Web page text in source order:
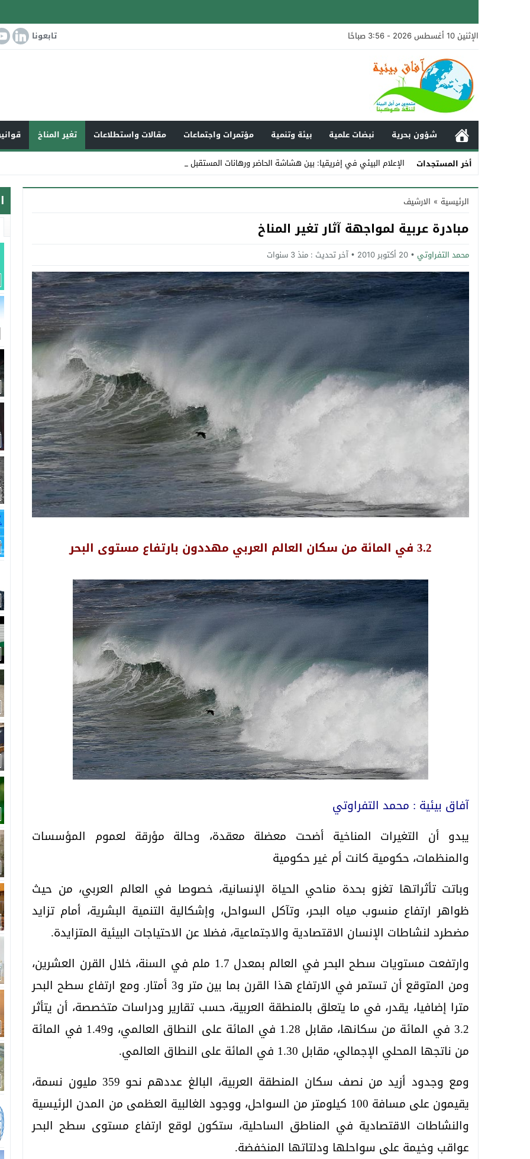
الإثنين 10 أغسطس 2026 - 3:56 صباحًا تابعونا
شؤون بحرية نبضات علمية بيئة وتنمية مؤتمرات واجتماعات مقالات واستطلاعات تغير المناخ
أخر المستجدات
الإعلام البيئي في إفريقيا: بين هشاشة الحاضر ورهانات المستقبل
Stop
Previous
Next
الرئيسية » الارشيف
مبادرة عربية لمواجهة آثار تغير المناخ
محمد التفراوتي 20 أكتوبر 2010 آخر تحديث : منذ 3 سنوات
3.2 في المائة من سكان العالم العربي مهددون بارتفاع مستوى البحر
آفاق بيئية : محمد التفراوتي
يبدو أن التغيرات المناخية أضحت معضلة معقدة، وحالة مؤرقة لعموم المؤسسات
والمنظمات، حكومية كانت أم غير حكومية
وباتت تأثراتها تغزو بحدة مناحي الحياة الإنسانية، خصوصا في العالم العربي، من حيث
ظواهر ارتفاع منسوب مياه البحر، وتآكل السواحل، وإشكالية التنمية البشرية، أمام تزايد
مضطرد لنشاطات الإنسان الاقتصادية والاجتماعية، فضلا عن الاحتياجات البيئية المتزايدة.
وارتفعت مستويات سطح البحر في العالم بمعدل 1.7 ملم في السنة، خلال القرن العشرين،
ومن المتوقع أن تستمر في الارتفاع هذا القرن بما بين متر و3 أمتار. ومع ارتفاع سطح البحر
مترا إضافيا، يقدر، في ما يتعلق بالمنطقة العربية، حسب تقارير ودراسات متخصصة، أن يتأثر
3.2 في المائة من سكانها، مقابل 1.28 في المائة على النطاق العالمي، و1.49 في المائة
من ناتجها المحلي الإجمالي، مقابل 1.30 في المائة على النطاق العالمي.
ومع وجدود أزيد من نصف سكان المنطقة العربية، البالغ عددهم نحو 359 مليون نسمة،
يقيمون على مسافة 100 كيلومتر من السواحل، ووجود الغالبية العظمى من المدن الرئيسية
والنشاطات الاقتصادية في المناطق الساحلية، ستكون لوقع ارتفاع مستوى سطح البحر
عواقب وخيمة على سواحلها ودلتاتها المنخفضة.